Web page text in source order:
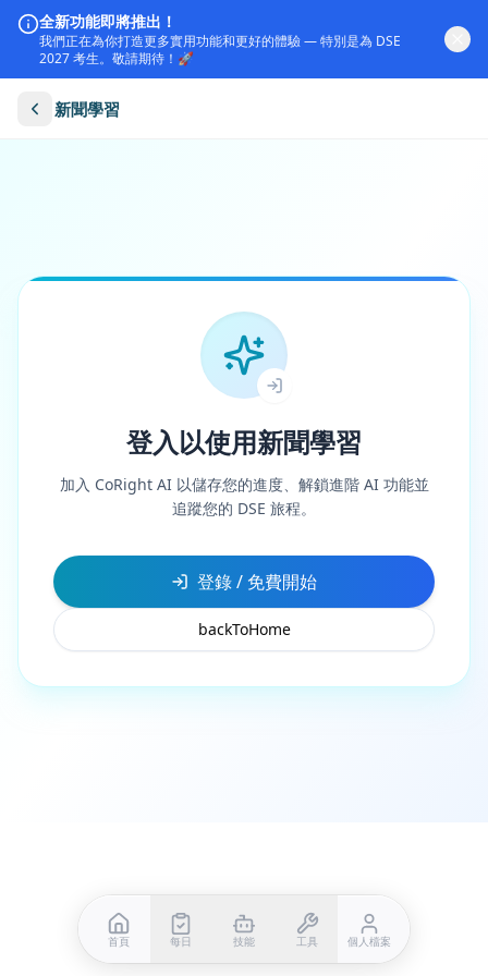
全新功能即將推出！
我們正在為你打造更多實用功能和更好的體驗 — 特別是為 DSE
2027 考生。敬請期待！🚀
新聞學習
登入以使用新聞學習
加入 CoRight AI 以儲存您的進度、解鎖進階 AI 功能並
追蹤您的 DSE 旅程。
登錄/ 免費開始
backToHome
首頁 每日 技能 工具 個人檔案